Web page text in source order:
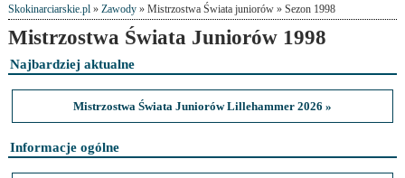
Skokinarciarskie.pl» Zawody» Mistrzostwa Świata juniorów » Sezon 1998
Mistrzostwa Świata Juniorów 1998
Najbardziej aktualne
Mistrzostwa Świata Juniorów Lillehammer 2026 »
Informacje ogólne